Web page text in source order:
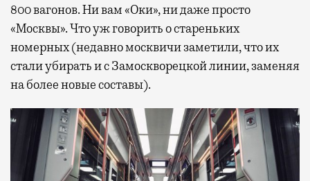
800 вагонов. Ни вам «Оки», ни даже просто
«Москвы». Что уж говорить о стареньких
номерных (недавно москвичи заметили, что их
стали убирать и с Замоскворецкой линии, заменяя
на более новые составы).